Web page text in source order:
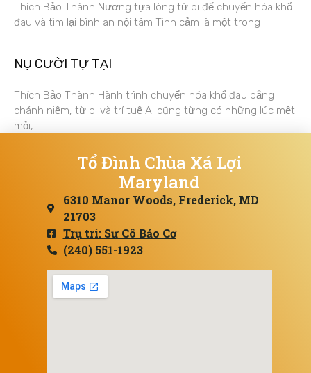
Thích Bảo Thành Nương tựa lòng từ bi để chuyển hóa khổ
đau và tìm lại bình an nội tâm Tình cảm là một trong
NỤ CƯỜI TỰ TẠI
Thích Bảo Thành Hành trình chuyển hóa khổ đau bằng
chánh niệm, từ bi và trí tuệ Ai cũng từng có những lúc mệt
mỏi,
Tổ Đình Chùa Xá Lợi
Maryland
6310 Manor Woods, Frederick, MD
21703
Trụ trì: Sư Cô Bảo Cơ
(240) 551-1923